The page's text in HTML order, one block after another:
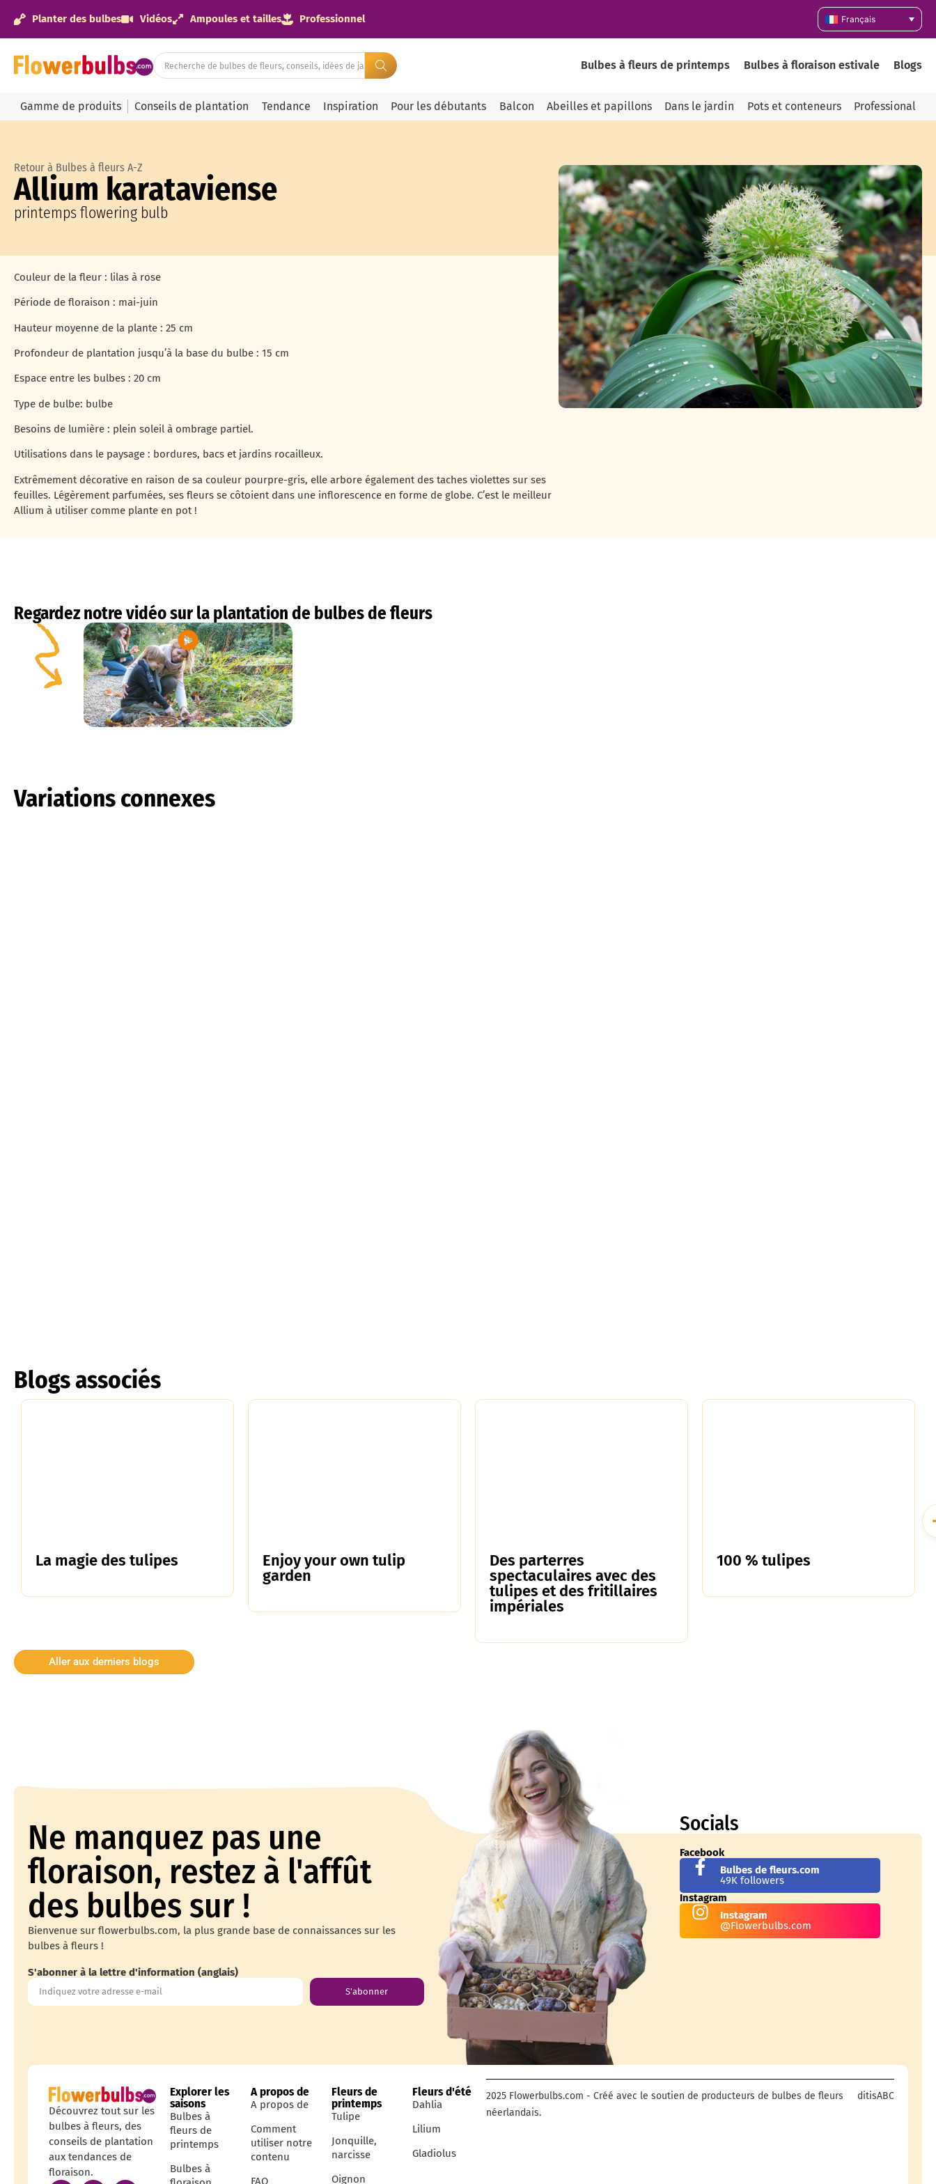
Planter des bulbes Vidéos Ampoules et tailles Professionnel Français
Bulbes à fleurs de printemps Bulbes à floraison estivale Blogs
Gamme de produits Conseils de plantation Tendance Inspiration Pour les débutants Balcon Abeilles et papillons Dans le jardin Pots et conteneurs Professional
Retour à Bulbes à fleurs A-Z
Allium karataviense
printemps flowering bulb
Couleur de la fleur : lilas à rose
Période de floraison : mai-juin
Hauteur moyenne de la plante : 25 cm
Profondeur de plantation jusqu’à la base du bulbe : 15 cm
Espace entre les bulbes : 20 cm
Type de bulbe: bulbe
Besoins de lumière : plein soleil à ombrage partiel.
Utilisations dans le paysage : bordures, bacs et jardins rocailleux.
Extrêmement décorative en raison de sa couleur pourpre-gris, elle arbore également des taches violettes sur ses
feuilles. Légèrement parfumées, ses fleurs se côtoient dans une inflorescence en forme de globe. C’est le meilleur
Allium à utiliser comme plante en pot !
Regardez notre vidéo sur la plantation de bulbes de fleurs
Variations connexes
Blogs associés
La magie des tulipes
Enjoy your own tulip
garden
Des parterres
spectaculaires avec des
tulipes et des fritillaires
impériales
100 % tulipes
Aller aux derniers blogs
Ne manquez pas une
floraison, restez à l'affût
des bulbes sur !
Bienvenue sur flowerbulbs.com, la plus grande base de connaissances sur les
bulbes à fleurs !
S'abonner à la lettre d'information (anglais)
S'abonner
Socials
Facebook
Bulbes de fleurs.com
49K followers
Instagram
Instagram
@Flowerbulbs.com
Découvrez tout sur les
bulbes à fleurs, des
conseils de plantation
aux tendances de
floraison.
Explorer les
saisons
Bulbes à
fleurs de
printemps
Bulbes à
A propos de
A propos de
Comment
utiliser notre
contenu
FAQ
Fleurs de
printemps
Tulipe
Jonquille,
narcisse
Oignon
Fleurs d'été
Dahlia
Lilium
Gladiolus
2025 Flowerbulbs.com - Créé avec le soutien de producteurs de bulbes de fleurs
néerlandais.
ditisABC